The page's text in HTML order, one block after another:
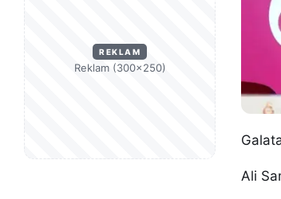
REKLAM
Reklam (300×250)
Ali